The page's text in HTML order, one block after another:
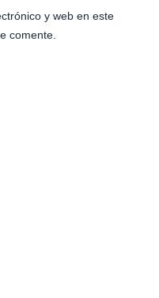
y web en este
comente.